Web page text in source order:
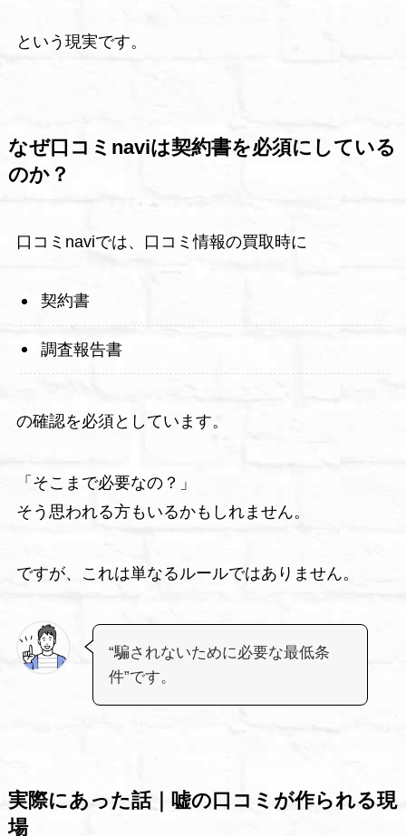
という現実です。
なぜ口コミnaviは契約書を必須にしている
のか？
口コミnaviでは、口コミ情報の買取時に
契約書
調査報告書
の確認を必須としています。
「そこまで必要なの？」
そう思われる方もいるかもしれません。
ですが、これは単なるルールではありません。
“騙されないために必要な最低条
件”です。
実際にあった話｜嘘の口コミが作られる現
場